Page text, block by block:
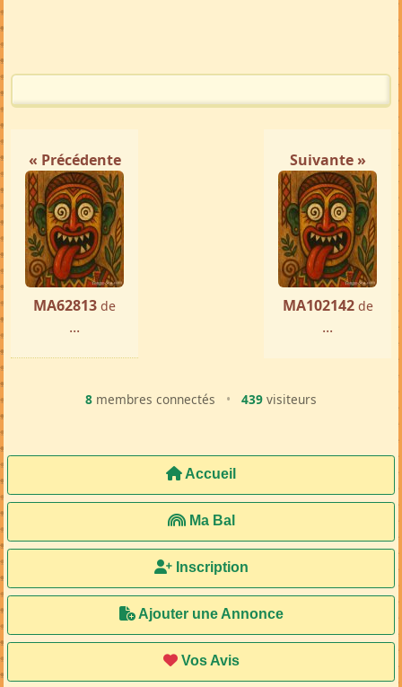
« Précédente
MA62813 de
...
Suivante »
MA102142 de
...
8 membres connectés • 439 visiteurs
Accueil
Ma Bal
Inscription
Ajouter une Annonce
Vos Avis